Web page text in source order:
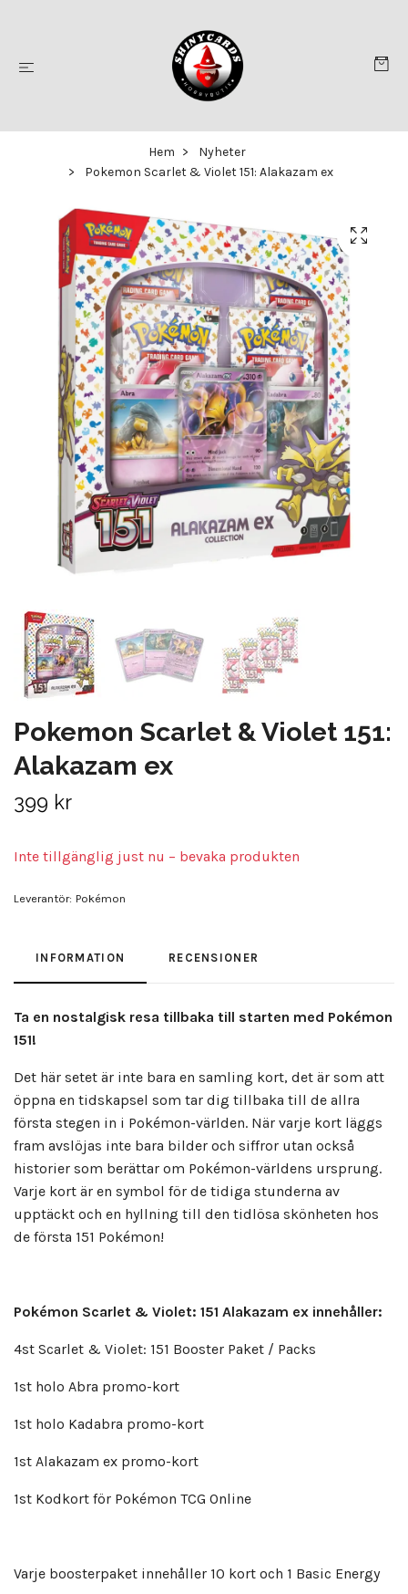
Hem
Nyheter
Pokemon Scarlet & Violet 151: Alakazam ex
Pokemon Scarlet & Violet 151:
Alakazam ex
399 kr
Inte tillgänglig just nu – bevaka produkten
Leverantör: Pokémon
INFORMATION RECENSIONER
Ta en nostalgisk resa tillbaka till starten med Pokémon
151!
Det här setet är inte bara en samling kort, det är som att
öppna en tidskapsel som tar dig tillbaka till de allra
första stegen in i Pokémon-världen. När varje kort läggs
fram avslöjas inte bara bilder och siffror utan också
historier som berättar om Pokémon-världens ursprung.
Varje kort är en symbol för de tidiga stunderna av
upptäckt och en hyllning till den tidlösa skönheten hos
de första 151 Pokémon!
Pokémon Scarlet & Violet: 151 Alakazam ex innehåller:
4st Scarlet & Violet: 151 Booster Paket / Packs
1st holo Abra promo-kort
1st holo Kadabra promo-kort
1st Alakazam ex promo-kort
1st Kodkort för Pokémon TCG Online
Varje boosterpaket innehåller 10 kort och 1 Basic Energy